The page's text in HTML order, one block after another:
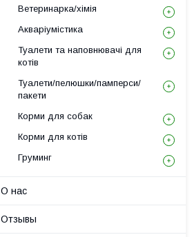
Ветеринарка/хімія
Акваріумістика
Туалети та наповнювачі для
котів
Туалети/пелюшки/памперси/
пакети
Корми для собак
Корми для котів
Груминг
О нас
Отзывы